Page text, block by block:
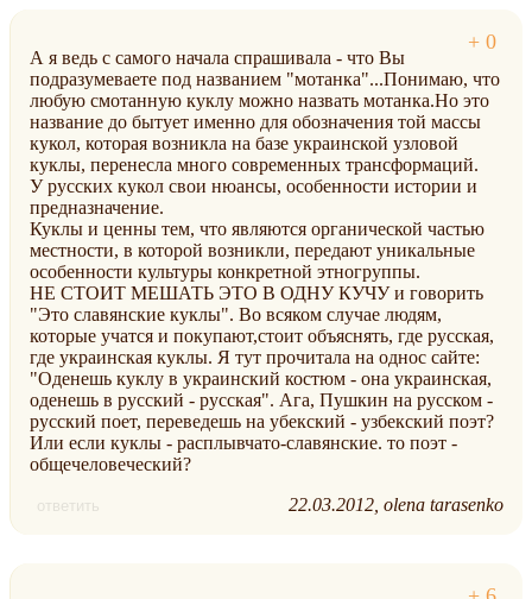
А я ведь с самого начала спрашивала - что Вы
подразумеваете под названием "мотанка"...Понимаю, что
любую смотанную куклу можно назвать мотанка.Но это
название до бытует именно для обозначения той массы
кукол, которая возникла на базе украинской узловой
куклы, перенесла много современных трансформаций.
У русских кукол свои нюансы, особенности истории и
предназначение.
Куклы и ценны тем, что являются органической частью
местности, в которой возникли, передают уникальные
особенности культуры конкретной этногруппы.
НЕ СТОИТ МЕШАТЬ ЭТО В ОДНУ КУЧУ и говорить
"Это славянские куклы". Во всяком случае людям,
которые учатся и покупают,стоит объяснять, где русская,
где украинская куклы. Я тут прочитала на однос сайте:
"Оденешь куклу в украинский костюм - она украинская,
оденешь в русский - русская". Ага, Пушкин на русском -
русский поет, переведешь на убекский - узбекский поэт?
Или если куклы - расплывчато-славянские. то поэт -
общечеловеческий?
ответить 22.03.2012 olena tarasenko